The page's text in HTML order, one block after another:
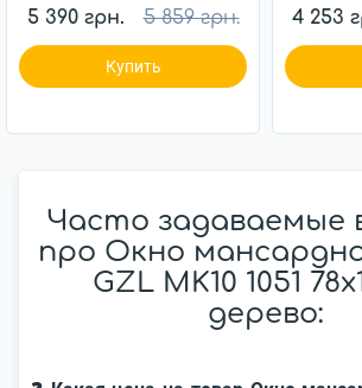
5 390 грн. 5 859 грн.
Купить
4 253
Часто задаваемые
про Окно
GZL MK10 1051
дерево: